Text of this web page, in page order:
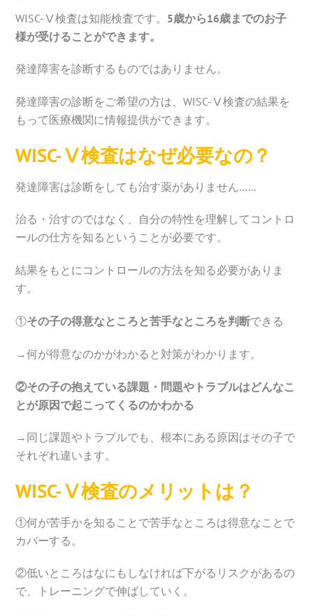
WISC-Ⅴ検査は知能検査です。 5歳から16歳までのお子
様が受けることができます。
発達障害を診断するものではありません。
発達障害の診断をご希望の方は、WISC-Ⅴ検査の結果を
もって医療機関に情報提供ができます。
WISC-Ⅴ検査はなぜ必要なの？
発達障害は診断をしても治す薬がありません……
治る・治すのではなく、自分の特性を理解してコントロ
ールの仕方を知るということが必要です。
結果をもとにコントロールの方法を知る必要がありま
す。
①その子の得意なところと苦手なところを判断できる
→何が得意なのかがわかると対策がわかります。
②その子の抱えている課題・問題やトラブルはどんなこ
とが原因で起こってくるのかわかる
→同じ課題やトラブルでも、根本にある原因はその子で
それぞれ違います。
WISC-Ⅴ検査のメリットは？
①何が苦手かを知ることで苦手なところは得意なことで
カバーする。
②低いところはなにもしなければ下がるリスクがあるの
で、トレーニングで伸ばしていく。